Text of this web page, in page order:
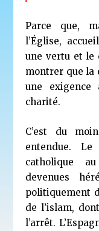
Parce que,
l’Église,
une vertu et le
montrer que la
une exigence
charité.
C’est du
entendue. Le
catholique
devenues
politiquement
de l’islam,
l’arrêt.